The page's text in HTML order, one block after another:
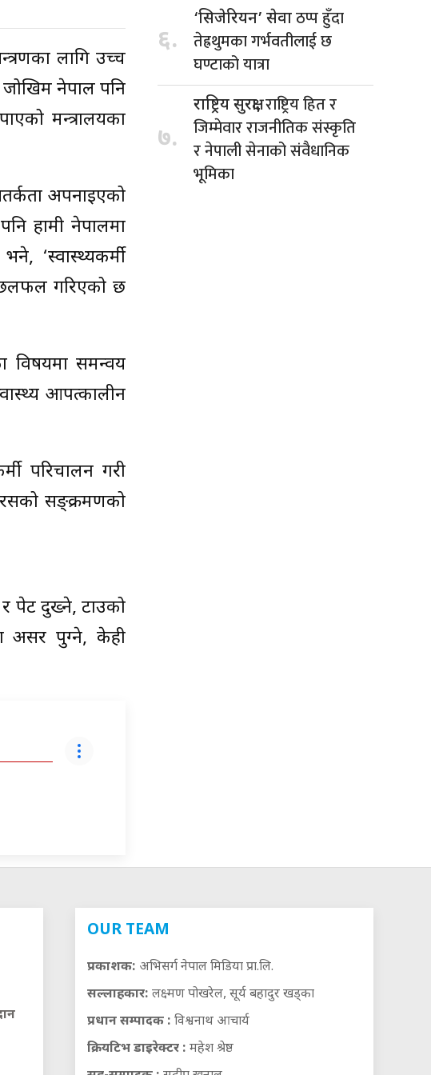
लागि उच्च
नेपाल पनि
मन्त्रालयका
अपनाइएको
हामी नेपालमा
‘स्वास्थ्यकर्मी
छलफल गरिएको छ
विषयमा समन्वय
आपत्कालीन
परिचालन गरी
सङ्क्रमणको
पेट दुख्ने, टाउको
असर पुग्ने, केही
६.
‘सिजेरियन’ सेवाठप्प हुँदा
तेह्रथुमका गर्भवतीलाई छ
घण्टाको यात्रा
७.
राष्ट्रिय सुरक्षा,राष्ट्रिय हित र
जिम्मेवार राजनीतिक संस्कृति
र नेपाली सेनाको संवैधानिक
भूमिका
OUR TEAM
प्रकाशक: अभिसर्ग नेपाल मिडिया प्रा.लि.
सल्लाहकार: लक्ष्मण पोखरेल, सूर्य बहादुर खड्का
प्रधान सम्पादक : विश्वनाथ आचार्य
क्रियटिभ डाइरेक्टर : महेश श्रेष्ठ